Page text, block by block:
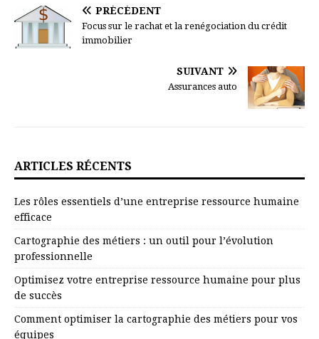
PRÉCÉDENT
Focus sur le rachat et la renégociation du crédit
immobilier
SUIVANT
Assurances auto
ARTICLES RÉCENTS
Les rôles essentiels d’une entreprise ressource humaine
efficace
Cartographie des métiers : un outil pour l’évolution
professionnelle
Optimisez votre entreprise ressource humaine pour plus
de succès
Comment optimiser la cartographie des métiers pour vos
équipes